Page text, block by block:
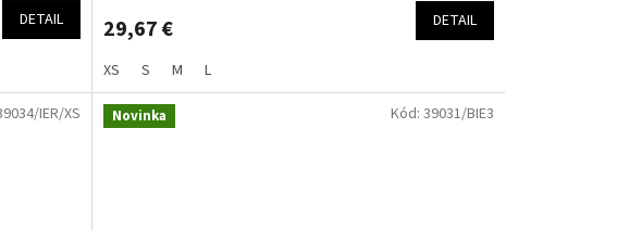
DETAIL 29,67 € DETAIL
XS S M L
IER/XS Novinka Kód: 39031/BIE3